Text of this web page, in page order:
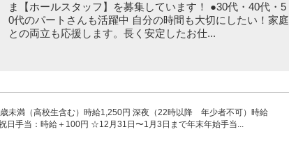
ま【ホールスタッフ】を募集しています！ ●30代・40代・5
0代のパートさんも活躍中 自分の時間も大切にしたい！家庭
との両立も応援します。長く安定したお仕...
未満（高校生含む）時給1,250円 深夜（22時以降 年少者不可）時給
日手当：時給＋100円 ☆12月31日〜1月3日まで年末年始手当...